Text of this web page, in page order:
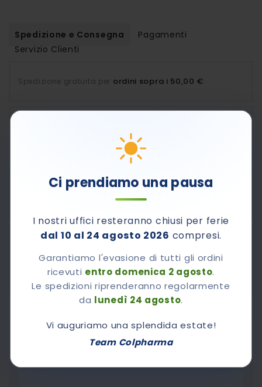
Ci prendiamo una pausa
I nostri uffici resteranno chiusi per ferie
dal 10 al 24 agosto 2026 compresi.
Garantiamo l'evasione di tutti gli ordini
ricevuti entro domenica 2 agosto.
Le spedizioni riprenderanno regolarmente
da lunedì 24 agosto.
Vi auguriamo una splendida estate!
Team Colpharma
Spedizione e Consegna
Pagamenti
Servizio Clienti
Spedizione gratuita per ordini sopra i 50,00 €
PARTIRE DA LUNEDÌ 24 AGOSTO
Pagamenti sicuri con Carta di Credito, PayPal e
Dal lunedì al venerdì dalle 8,30 alle 12,30 e dalle 14.00
alle 17.00
Chiedi A Colpharma